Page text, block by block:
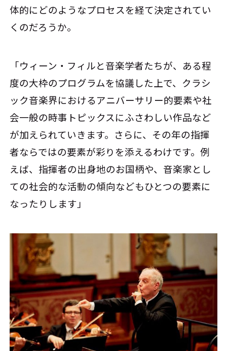
体的にどのようなプロセスを経て決定されてい
くのだろうか。
「ウィーン・フィルと音楽学者たちが、ある程
度の大枠のプログラムを協議した上で、クラシ
ック音楽界におけるアニバーサリー的要素や社
会一般の時事トピックスにふさわしい作品など
が加えられていきます。さらに、その年の指揮
者ならではの要素が彩りを添えるわけです。例
えば、指揮者の出身地のお国柄や、音楽家とし
ての社会的な活動の傾向などもひとつの要素に
なったりします」